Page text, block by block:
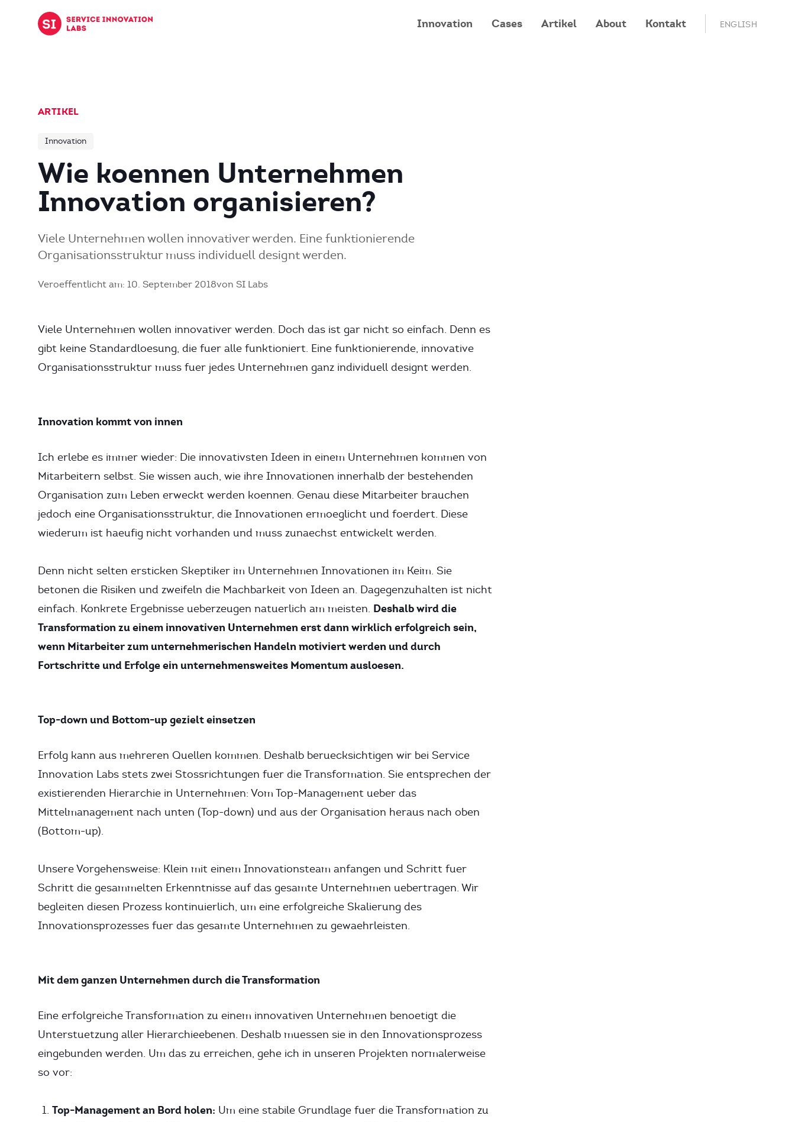
Zum Inhalt springen
Innovation Cases Artikel About Kontakt ENGLISH
ARTIKEL
Innovation
Wie koennen Unternehmen
Innovation organisieren?
Viele Unternehmen wollen innovativer werden. Eine funktionierende
Organisationsstruktur muss individuell designt werden.
Veroeffentlicht am: 10. September 2018von SI Labs
Viele Unternehmen wollen innovativer werden. Doch das ist gar nicht so einfach. Denn es
gibt keine Standardloesung, die fuer alle funktioniert. Eine funktionierende, innovative
Organisationsstruktur muss fuer jedes Unternehmen ganz individuell designt werden.
Innovation kommt von innen
Ich erlebe es immer wieder: Die innovativsten Ideen in einem Unternehmen kommen von
Mitarbeitern selbst. Sie wissen auch, wie ihre Innovationen innerhalb der bestehenden
Organisation zum Leben erweckt werden koennen. Genau diese Mitarbeiter brauchen
jedoch eine Organisationsstruktur, die Innovationen ermoeglicht und foerdert. Diese
wiederum ist haeufig nicht vorhanden und muss zunaechst entwickelt werden.
Denn nicht selten ersticken Skeptiker im Unternehmen Innovationen im Keim. Sie
betonen die Risiken und zweifeln die Machbarkeit von Ideen an. Dagegenzuhalten ist nicht
einfach. Konkrete Ergebnisse ueberzeugen natuerlich am meisten. Deshalb wird die
Transformation zu einem innovativen Unternehmen erst dann wirklich erfolgreich sein,
wenn Mitarbeiter zum unternehmerischen Handeln motiviert werden und durch
Fortschritte und Erfolge ein unternehmensweites Momentum ausloesen.
Top-down und Bottom-up gezielt einsetzen
Erfolg kann aus mehreren Quellen kommen. Deshalb beruecksichtigen wir bei Service
Innovation Labs stets zwei Stossrichtungen fuer die Transformation. Sie entsprechen der
existierenden Hierarchie in Unternehmen: Vom Top-Management ueber das
Mittelmanagement nach unten (Top-down) und aus der Organisation heraus nach oben
(Bottom-up).
Unsere Vorgehensweise: Klein mit einem Innovationsteam anfangen und Schritt fuer
Schritt die gesammelten Erkenntnisse auf das gesamte Unternehmen uebertragen. Wir
begleiten diesen Prozess kontinuierlich, um eine erfolgreiche Skalierung des
Innovationsprozesses fuer das gesamte Unternehmen zu gewaehrleisten.
Mit dem ganzen Unternehmen durch die Transformation
Eine erfolgreiche Transformation zu einem innovativen Unternehmen benoetigt die
Unterstuetzung aller Hierarchieebenen. Deshalb muessen sie in den Innovationsprozess
eingebunden werden. Um das zu erreichen, gehe ich in unseren Projekten normalerweise
so vor:
Top-Management an Bord holen: Um eine stabile Grundlage fuer die Transformation zu